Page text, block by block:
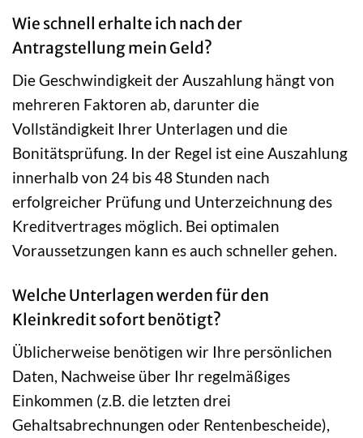
Wie schnell erhalte ich nach der
Antragstellung mein Geld?
Die Geschwindigkeit der Auszahlung hängt von
mehreren Faktoren ab, darunter die
Vollständigkeit Ihrer Unterlagen und die
Bonitätsprüfung. In der Regel ist eine Auszahlung
innerhalb von 24 bis 48 Stunden nach
erfolgreicher Prüfung und Unterzeichnung des
Kreditvertrages möglich. Bei optimalen
Voraussetzungen kann es auch schneller gehen.
Welche Unterlagen werden für den
Kleinkredit sofort benötigt?
Üblicherweise benötigen wir Ihre persönlichen
Daten, Nachweise über Ihr regelmäßiges
Einkommen (z.B. die letzten drei
Gehaltsabrechnungen oder Rentenbescheide),